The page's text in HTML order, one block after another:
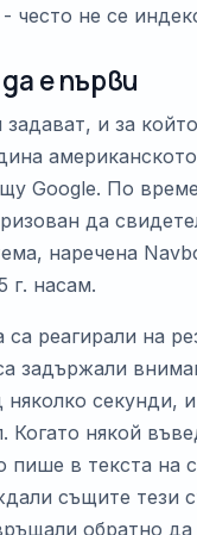
често не се
е първи
и за
Google. По
да
наречена
г. насам.
реагирали на
задържали
няколко секунди,
Когато някой
пише в текста на
същите тези
обратно да